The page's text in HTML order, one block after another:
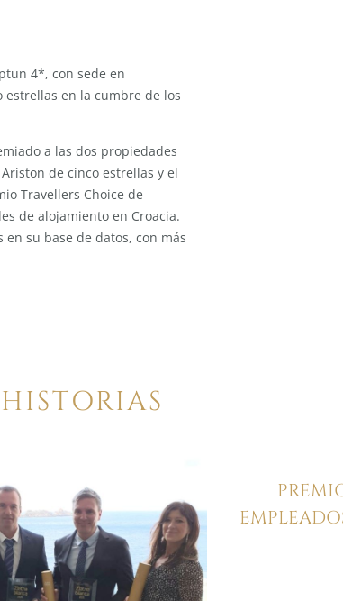
4*, con sede en
estrellas en la cumbre de los
a las dos propiedades
de cinco estrellas y el
Travellers Choice de
de alojamiento en Croacia.
su base de datos, con más